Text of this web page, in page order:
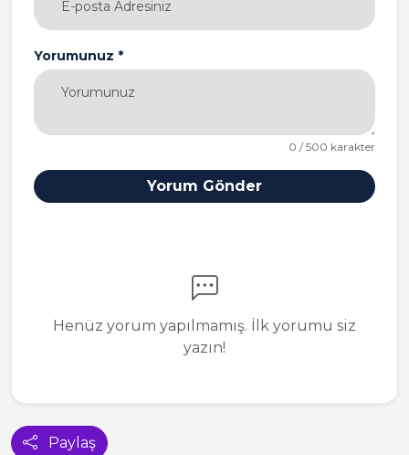
Paylaş
Yorumunuz *
0 / 500 karakter
Yorum Gönder
Henüz yorum yapılmamış. İlk yorumu siz
yazın!